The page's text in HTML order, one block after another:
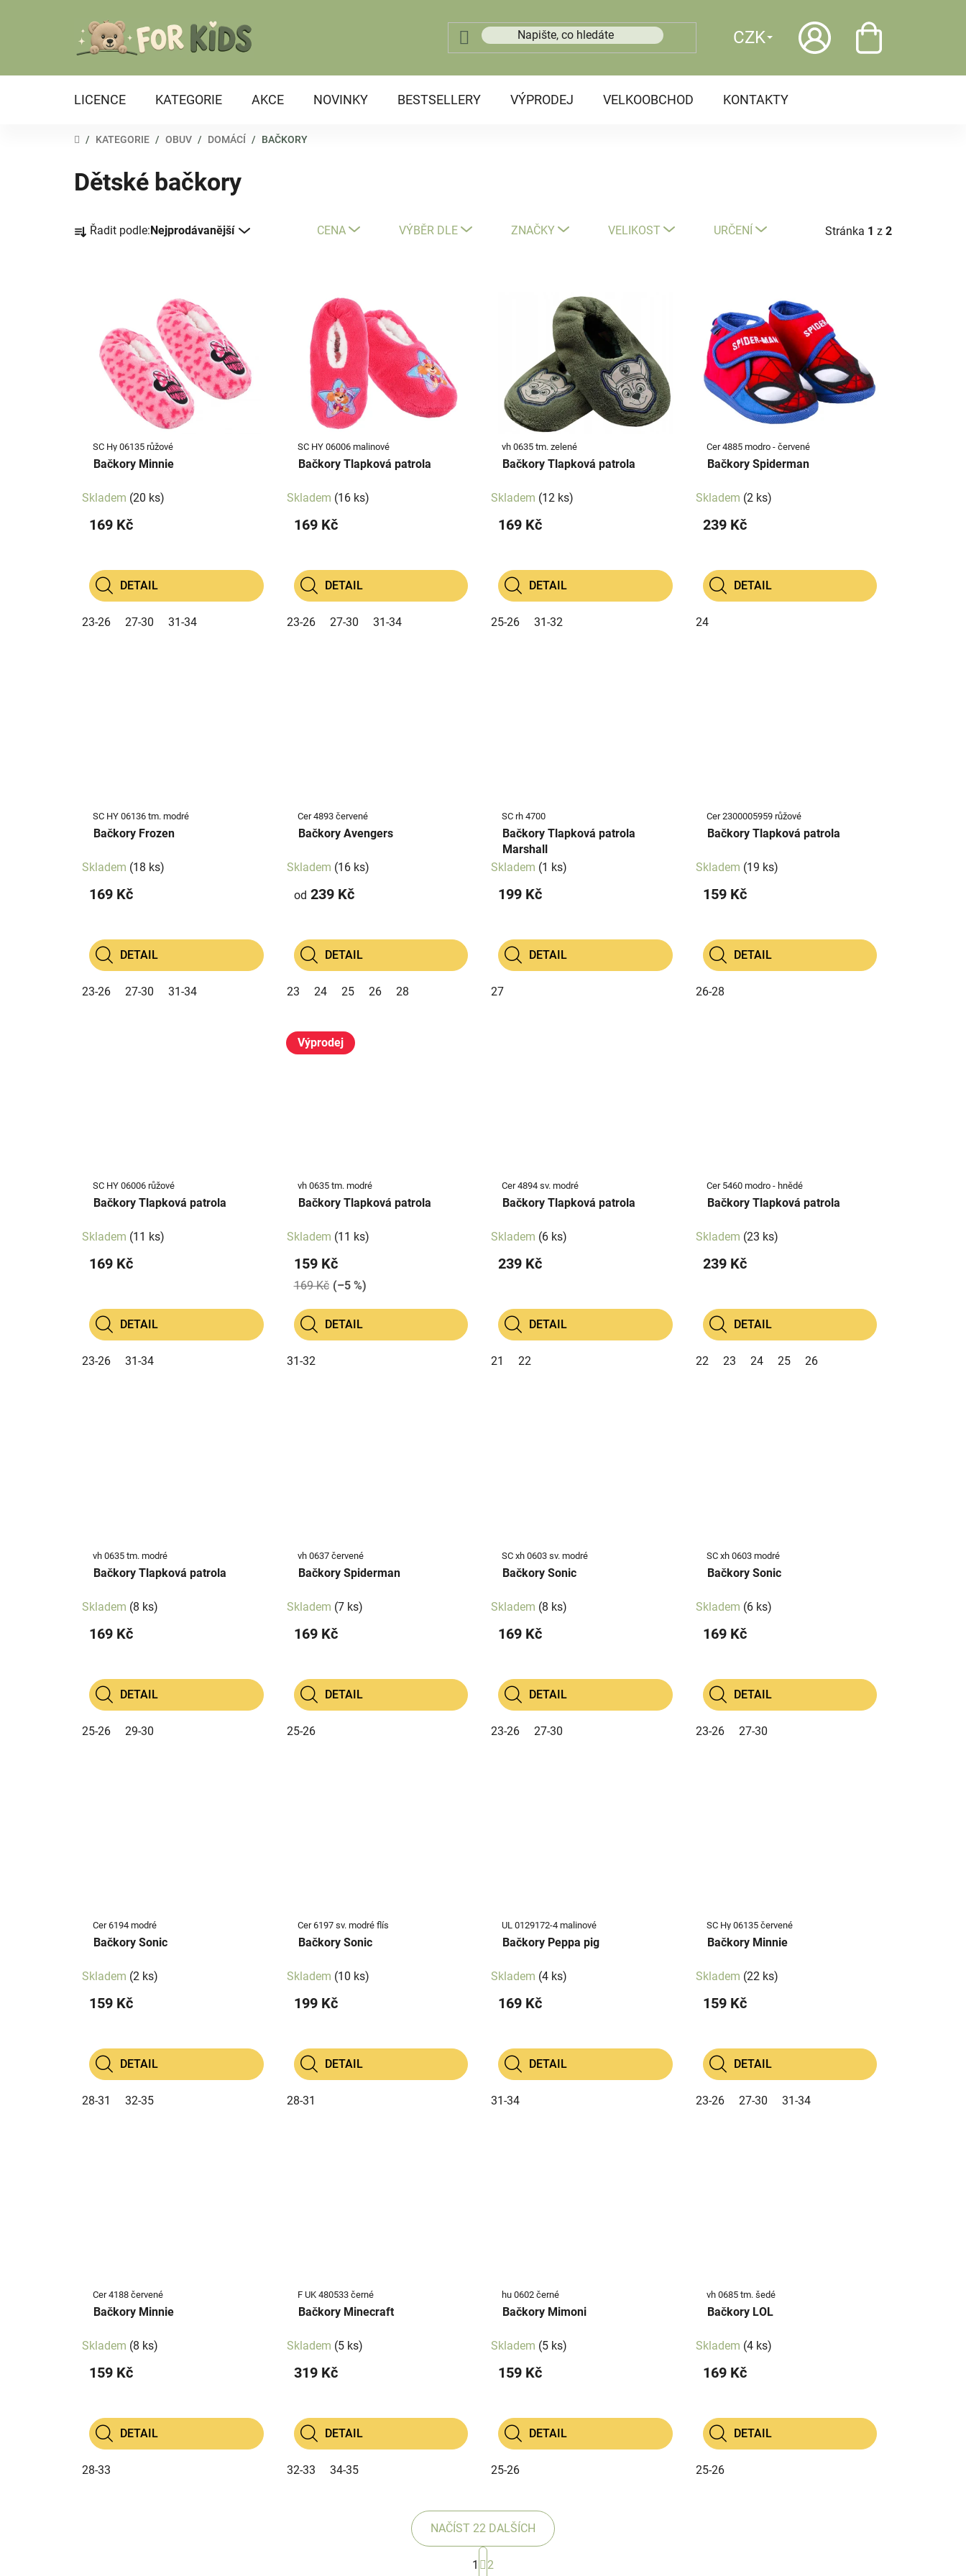
CZK
LICENCE KATEGORIE AKCE NOVINKY BESTSELLERY VÝPRODEJ VELKOOBCHOD KONTAKTY
DOMŮ
/ KATEGORIE / OBUV / DOMÁCÍ / BAČKORY
Dětské bačkory
Stránka 1 z 2
a
Řadit podle: Nejprodávanější CENA VÝBĚR DLE ZNAČKY VELIKOST URČENÍ
SC Hy 06135 růžové
Bačkory Minnie
Skladem (20 ks)
169 Kč
DETAIL
23-26 27-30 31-34
SC HY 06006 malinové
Bačkory Tlapková patrola
Skladem (16 ks)
169 Kč
DETAIL
23-26 27-30 31-34
vh 0635 tm. zelené
Bačkory Tlapková patrola
Skladem (12 ks)
169 Kč
DETAIL
25-26 31-32
Cer 4885 modro - červené
Bačkory Spiderman
Skladem (2 ks)
239 Kč
DETAIL
24
SC HY 06136 tm. modré
Bačkory Frozen
Skladem (18 ks)
169 Kč
DETAIL
23-26 27-30 31-34
Cer 4893 červené
Bačkory Avengers
Skladem (16 ks)
od 239 Kč
DETAIL
23 24 25 26 28
SC rh 4700
Bačkory Tlapková patrola
Marshall
Skladem (1 ks)
199 Kč
DETAIL
27
Cer 2300005959 růžové
Bačkory Tlapková patrola
Skladem (19 ks)
159 Kč
DETAIL
26-28
SC HY 06006 růžové
Bačkory Tlapková patrola
Skladem (11 ks)
169 Kč
DETAIL
23-26 31-34
Výprodej
vh 0635 tm. modré
Bačkory Tlapková patrola
Skladem (11 ks)
159 Kč
169 Kč (–5 %)
DETAIL
31-32
Cer 4894 sv. modré
Bačkory Tlapková patrola
Skladem (6 ks)
239 Kč
DETAIL
21 22
Cer 5460 modro - hnědé
Bačkory Tlapková patrola
Skladem (23 ks)
239 Kč
DETAIL
22 23 24 25 26
vh 0635 tm. modré
Bačkory Tlapková patrola
Skladem (8 ks)
169 Kč
DETAIL
25-26 29-30
vh 0637 červené
Bačkory Spiderman
Skladem (7 ks)
169 Kč
DETAIL
25-26
SC xh 0603 sv. modré
Bačkory Sonic
Skladem (8 ks)
169 Kč
DETAIL
23-26 27-30
SC xh 0603 modré
Bačkory Sonic
Skladem (6 ks)
169 Kč
DETAIL
23-26 27-30
Cer 6194 modré
Bačkory Sonic
Skladem (2 ks)
159 Kč
DETAIL
28-31 32-35
Cer 6197 sv. modré flís
Bačkory Sonic
Skladem (10 ks)
199 Kč
DETAIL
28-31
UL 0129172-4 malinové
Bačkory Peppa pig
Skladem (4 ks)
169 Kč
DETAIL
31-34
SC Hy 06135 červené
Bačkory Minnie
Skladem (22 ks)
159 Kč
DETAIL
23-26 27-30 31-34
Cer 4188 červené
Bačkory Minnie
Skladem (8 ks)
159 Kč
DETAIL
28-33
F UK 480533 černé
Bačkory Minecraft
Skladem (5 ks)
319 Kč
DETAIL
32-33 34-35
hu 0602 černé
Bačkory Mimoni
Skladem (5 ks)
159 Kč
DETAIL
25-26
vh 0685 tm. šedé
Bačkory LOL
Skladem (4 ks)
169 Kč
DETAIL
25-26
O
NAČÍST 22 DALŠÍCH
S
t
1 2